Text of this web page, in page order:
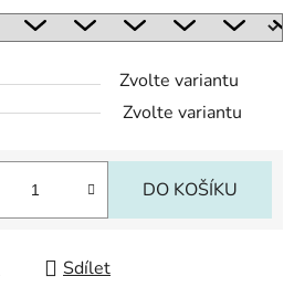
Zvolte variantu
Zvolte variantu
DO KOŠÍKU
Sdílet